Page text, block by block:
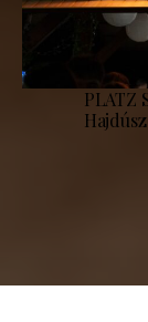
PLATZ